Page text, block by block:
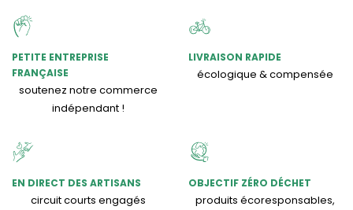
PETITE ENTREPRISE
FRANÇAISE
soutenez notre commerce
indépendant !
LIVRAISON RAPIDE
écologique & compensée
EN DIRECT DES ARTISANS
circuit courts engagés
OBJECTIF ZÉRO DÉCHET
produits écoresponsables,